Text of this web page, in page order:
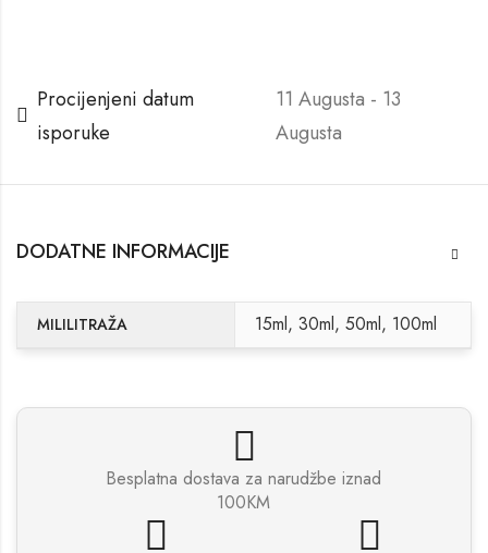
Procijenjeni datum
isporuke
11 Augusta - 13
Augusta
DODATNE INFORMACIJE
MILILITRAŽA 15ml, 30ml, 50ml, 100ml
Besplatna dostava za narudžbe iznad
100KM